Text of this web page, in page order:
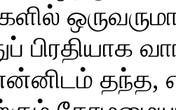
பிரதியாக
என்னிடம்